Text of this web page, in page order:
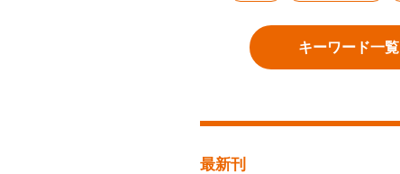
キーワード一覧
最新刊